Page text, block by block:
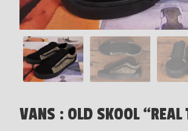
VANS : OLD SKOOL “REAL